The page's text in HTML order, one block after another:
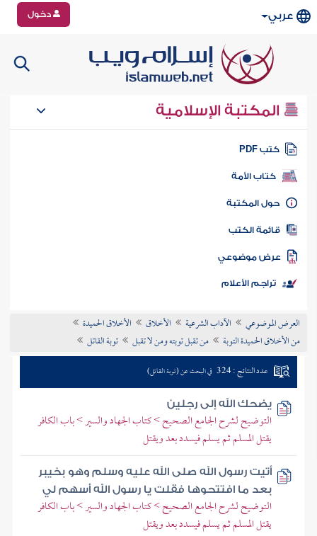
عربي دخول
المكتبة الإسلامية
كتب PDF
كتاب الأمة
المكتبة
الكتب
موضوعي
تراجم الأعلام
العرض الموضوعي الآداب الشرعية الأخلاق
الأخلاق الحميدة
من الأخلاق الحميدة التوبة
من تقبل توبته ومن لا تقبل توبة القاتل
عدد النتائج : 324 في البحث عن (توبة القاتل)
يضحك الله إلى رجلين
التوضيح لشرح الجامع الصحيح > كتاب الجهاد والسير > باب الكافر
يقتل المسلم ثم يسلم فيسدد بعد ويقتل
أتيت رسول الله صلى الله عليه وسلم وهو بخيبر
بعد ما افتتحوها فقلت يا رسول الله أسهم لي
التوضيح لشرح الجامع الصحيح > كتاب الجهاد والسير > باب الكافر
يقتل المسلم ثم يسلم فيسدد بعد ويقتل